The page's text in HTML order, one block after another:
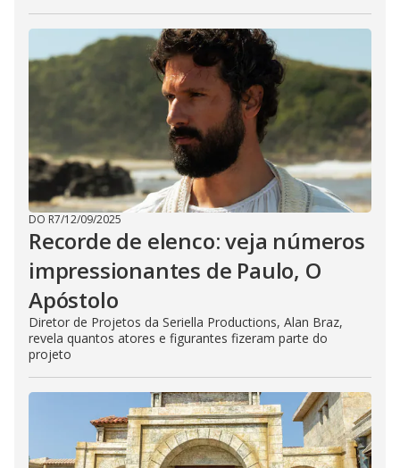
DO R7/12/09/2025
Recorde de elenco: veja números
impressionantes de Paulo, O
Apóstolo
Diretor de Projetos da Seriella Productions, Alan Braz,
revela quantos atores e figurantes fizeram parte do
projeto